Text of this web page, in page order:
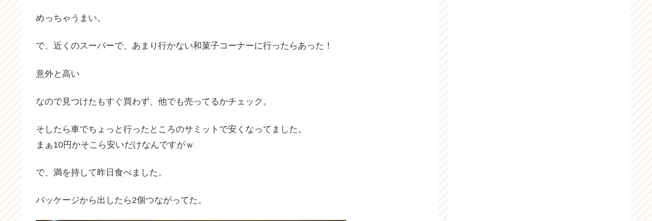
めっちゃうまい。
で、近くのスーパーで、あまり行かない和菓子コーナーに行ったらあった！
意外と高い
なので見つけたもすぐ買わず、他でも売ってるかチェック。
そしたら車でちょっと行ったところのサミットで安くなってました。
まぁ10円かそこら安いだけなんですがｗ
で、満を持して昨日食べました。
パッケージから出したら2個つながってた。